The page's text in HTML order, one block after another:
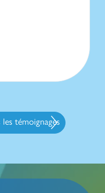
témoignages